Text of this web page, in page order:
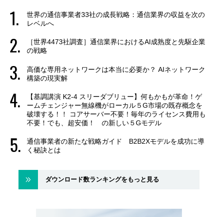
世界の通信事業者33社の成長戦略：通信業界の収益を次の
レベルへ
［世界4473社調査］通信業界におけるAI成熟度と先駆企業
の戦略
高価な専用ネットワークは本当に必要か？ AIネットワーク
構築の現実解
【基調講演 K2-4 スリーダブリュー】何もかもが革命！ゲ
ームチェンジャー無線機がローカル５G市場の既存概念を
破壊する！！ コアサーバー不要！毎年のライセンス費用も
不要！でも、超安価！ の新しい５Gモデル
通信事業者の新たな戦略ガイド B2B2Xモデルを成功に導
く秘訣とは
ダウンロード数ランキングをもっと見る